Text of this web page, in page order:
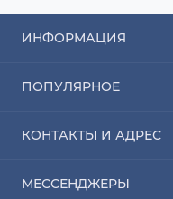
ИНФОРМАЦИЯ
Оплата
О компании
Карта сайта
ПОПУЛЯРНОЕ
Насосы для воды
Котлы отопления
КОНТАКТЫ И АДРЕС
до 14:00
МЕССЕНДЖЕРЫ